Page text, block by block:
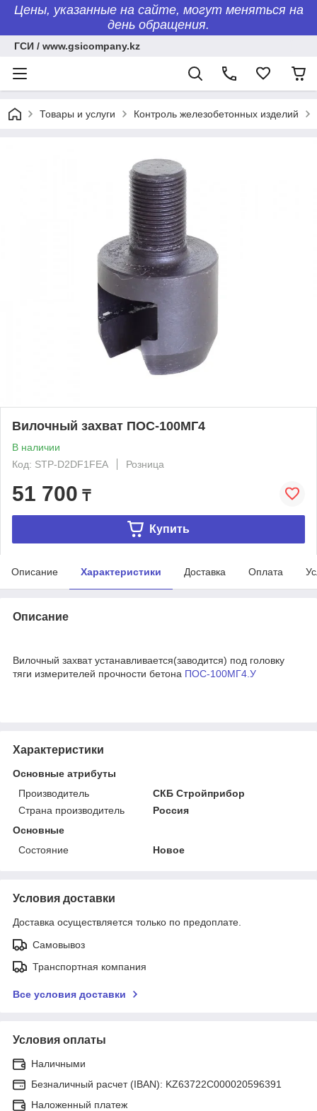
Цены, указанные на сайте, могут меняться на
день обращения.
ГСИ / www.gsicompany.kz
Товары и услуги Контроль железобетонных изделий
Вилочный захват ПОС-100МГ4
В наличии
Код: STP-D2DF1FEA
Розница
51 700 ₸
Купить
Описание Характеристики Доставка Оплата
Описание
Вилочный захват устанавливается(заводится) под головку
тяги измерителей прочности бетона ПОС-100МГ4.У
Характеристики
Основные атрибуты
Производитель
СКБ Стройприбор
Страна производитель
Россия
Основные
Состояние
Новое
Условия доставки
Доставка осуществляется только по предоплате.
Самовывоз
Транспортная компания
Все условия доставки
Условия оплаты
Наличными
Безналичный расчет (IBAN): KZ63722C000020596391
Наложенный платеж